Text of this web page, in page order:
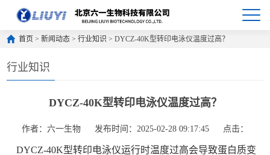
首页 >新闻动态 >行业知识 > DYCZ-40K型转印电泳仪温度过高？
行业知识
DYCZ-40K型转印电泳仪温度过高？
作者：六一生物 发布时间：2025-02-28 09:17:45 点击：
DYCZ-40K型转印电泳仪运行时温度过高会导致蛋白质变